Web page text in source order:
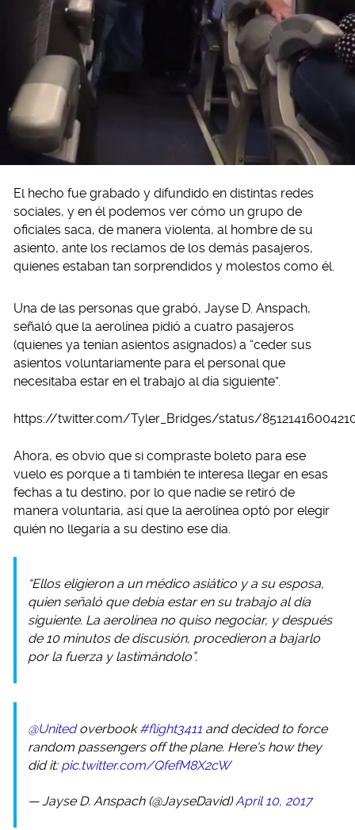
El hecho fue grabado y difundido en distintas redes
sociales, y en él podemos ver cómo un grupo de
oficiales saca, de manera violenta, al hombre de su
asiento, ante los reclamos de los demás pasajeros,
quienes estaban tan sorprendidos y molestos como él.
Una de las personas que grabó, Jayse D. Anspach,
señaló que la aerolínea pidió a cuatro pasajeros
(quienes ya tenían asientos asignados) a “ceder sus
asientos voluntariamente para el personal que
necesitaba estar en el trabajo al día siguiente”.
https://twitter.com/Tyler_Bridges/status/
Ahora, es obvio que si compraste boleto para ese
vuelo es porque a ti también te interesa llegar en esas
fechas a tu destino, por lo que nadie se retiró de
manera voluntaria, así que la aerolínea optó por elegir
quién no llegaría a su destino ese día.
“Ellos eligieron a un médico asiático y a su esposa,
quien señaló que debía estar en su trabajo al día
siguiente. La aerolínea no quiso negociar, y después
de 10 minutos de discusión, procedieron a bajarlo
por la fuerza y lastimándolo”.
@Unitedoverbook#flight3411 and decided to force
random passengers off the plane. Here's how they
did it: pic.twitter.com/QfefM8X2cW
— Jayse D. Anspach (@JayseDavid)April 10, 2017